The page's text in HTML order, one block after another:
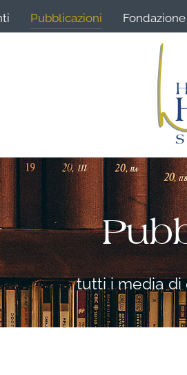
Pubblicazioni Fondazione
tutti i media di